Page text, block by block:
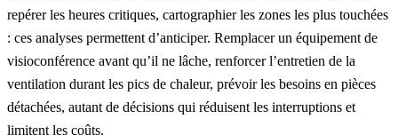
repérer les heures critiques, cartographier les zones les plus touchées
: ces analyses permettent d’anticiper. Remplacer un équipement de
visioconférence avant qu’il ne lâche, renforcer l’entretien de la
ventilation durant les pics de chaleur, prévoir les besoins en pièces
détachées, autant de décisions qui réduisent les interruptions et
limitent les coûts.